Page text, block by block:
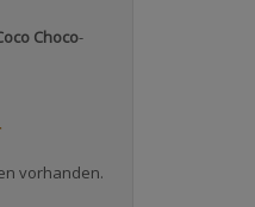
Choco-
vorhanden.